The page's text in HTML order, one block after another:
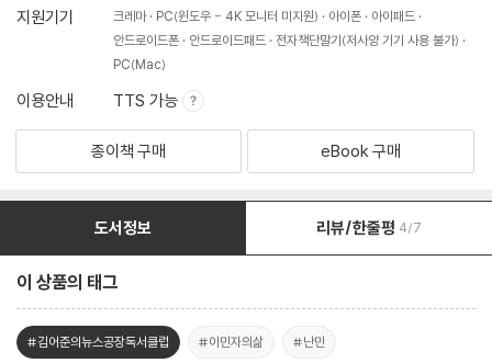
지원기기
크레마 PC(윈도우 - 4K 모니터 미지원) 아이폰
아이패드
안드로이드폰
안드로이드패드
전자책단말기(저사양 기기 사용 불가)
PC(Mac)
이용안내 TTS 가능
종이책 구매 eBook 구매
도서정보 리뷰/한줄평 4/7
이 상품의 태그
#김어준의뉴스공장독서클럽 #이민자의삶 #난민